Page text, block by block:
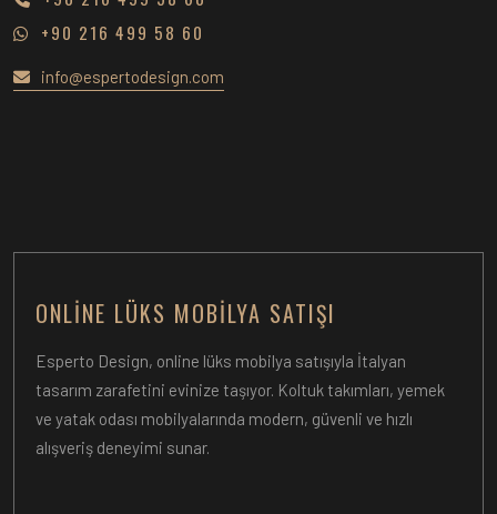
+90 216 499 58 60
info@espertodesign.com
ONLINE LÜKS MOBILYA SATIŞI
Esperto Design, online lüks mobilya satışıyla İtalyan
tasarım zarafetini evinize taşıyor. Koltuk takımları, yemek
ve yatak odası mobilyalarında modern, güvenli ve hızlı
alışveriş deneyimi sunar.